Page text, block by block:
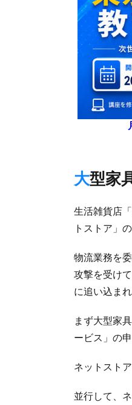
大型
生活雑貨店
トストア」
物流業務を
攻撃を受け
に追い込まれ
まず大型家
ービス」の
ネットスト
並行して、